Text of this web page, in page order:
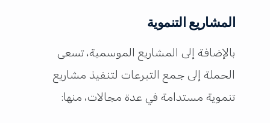
المشاريع التنموية
بالإضافة إلى المشاريع الموسمية، تسعى
الحملة إلى جمع التبرعات لتنفيذ مشاريع
تنموية مستدامة في عدة مجالات، منها: